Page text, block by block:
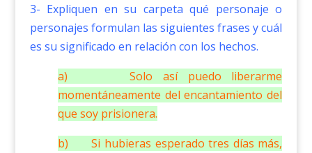
3- Expliquen en su carpeta qué personaje o
personajes formulan las siguientes frases y cuál
es su significado en relación con los hechos.
a) Solo así puedo liberarme
momentáneamente del encantamiento del
que soy prisionera.
b) Si hubieras esperado tres días más,